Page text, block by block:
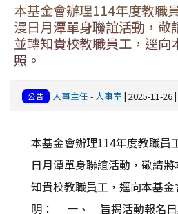
本基金會辦理114年度教職
漫日月潭單身聯誼活動，敬
並轉知貴校教職員工，逕向
照。
公告 人事主任 - 人事室 | 2025-11-26
本基金會辦理114年度教職員
日月潭單身聯誼活動，敬請
知貴校教職員工，逕向本基
明： 一、 旨揭活動報名日